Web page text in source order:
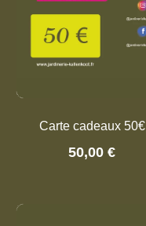
Carte cadeaux 50€
50,00 €